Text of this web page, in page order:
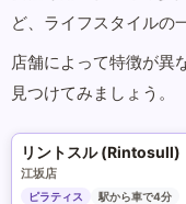
ど、ライフスタイルの
店舗によって特徴が異
見つけてみましょう。
リントスル (Rintosull)
江坂店
ピラティス
駅から車で4分